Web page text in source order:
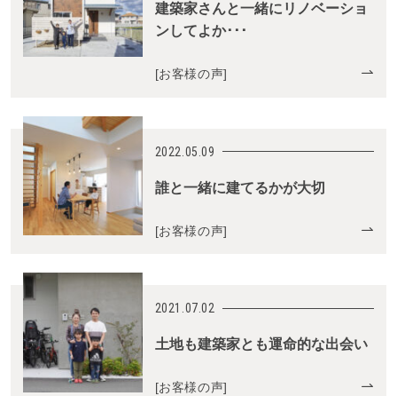
建築家さんと一緒にリノベーショ
ンしてよか･･･
[お客様の声]
2022.05.09
誰と一緒に建てるかが大切
[お客様の声]
2021.07.02
土地も建築家とも運命的な出会い
[お客様の声]